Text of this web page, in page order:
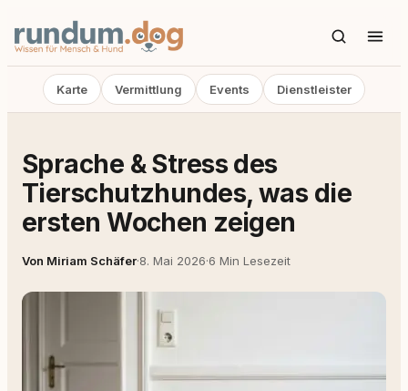
Karte Vermittlung Events Dienstleister
Sprache & Stress des
Tierschutzhundes, was die
ersten Wochen zeigen
Von Miriam Schäfer·8. Mai 2026·6 Min Lesezeit